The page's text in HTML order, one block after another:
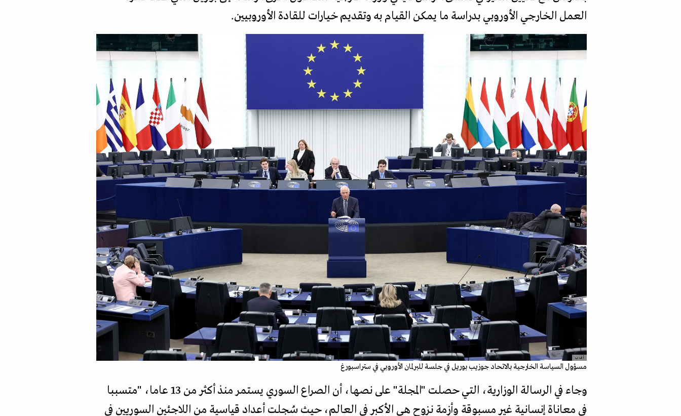
العمل الخارجي الأوروبي بدراسة ما يمكن القيام به وتقديم خيارات للقادة الأوروبيين.
أ ف ب
مسؤول السياسة الخارجية بالاتحاد جوزيب بوريل في جلسة للبرلمان الأوروبي في ستراسبورغ
وجاء في الرسالة الوزارية، التي حصلت "المجلة" على نصها، أن الصراع السوري يستمر منذ أكثر من 13 عاما، "متسببا
في معاناة إنسانية غير مسبوقة وأزمة نزوح هي الأكبر في العالم، حيث سُجلت أعداد قياسية من اللاجئين السوريين في